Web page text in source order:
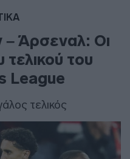
– Άρσεναλ: Οι
του
League
τελικός